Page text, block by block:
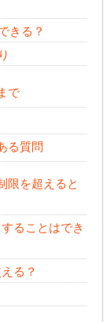
きる？
で
る質問
限を超えると
ることはでき
る？